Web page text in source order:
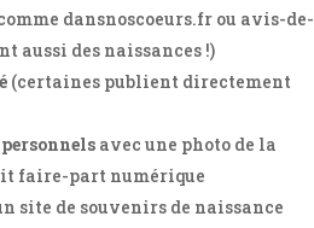
dansnoscoeurs.fr ou avis-de-
aussi des naissances !)
(certaines publient directement
avec une photo de la
faire-part numérique
site de souvenirs de naissance